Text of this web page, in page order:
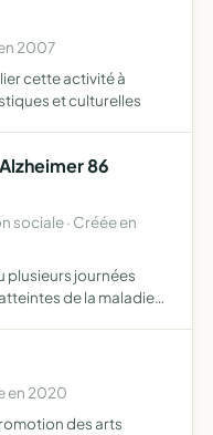
2007
cette activité à
et culturelles
86
sociale · Créée en
plusieurs journées
de la maladie
en 2020
des arts